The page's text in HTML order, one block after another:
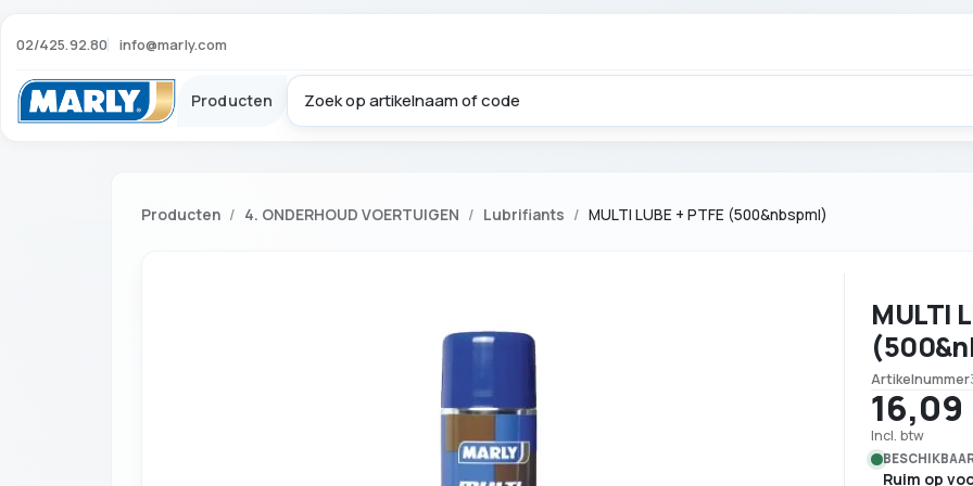
02/425.92.80 info@marly.com
Producten
Producten 4. ONDERHOUD VOERTUIGEN Lubrifiants MULTI LUBE + PTFE (500&nbspml)
MULTI
Artikelnummer
16,09
Incl. btw
Ruim op